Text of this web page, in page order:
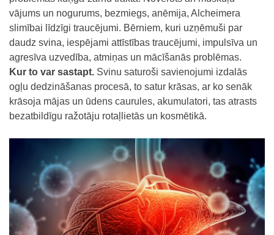
vājums un nogurums, bezmiegs, anēmija, Alcheimera
slimībai līdzīgi traucējumi. Bērniem, kuri uzņēmuši par
daudz svina, iespējami attīstības traucējumi, impulsīva un
agresīva uzvedība, atmiņas un mācīšanās problēmas.
Kur to var sastapt. Svinu saturoši savienojumi izdalās
ogļu dedzināšanas procesā, to satur krāsas, ar ko senāk
krāsoja mājas un ūdens caurules, akumulatori, tas atrasts
bezatbildīgu ražotāju rotaļlietās un kosmētikā.